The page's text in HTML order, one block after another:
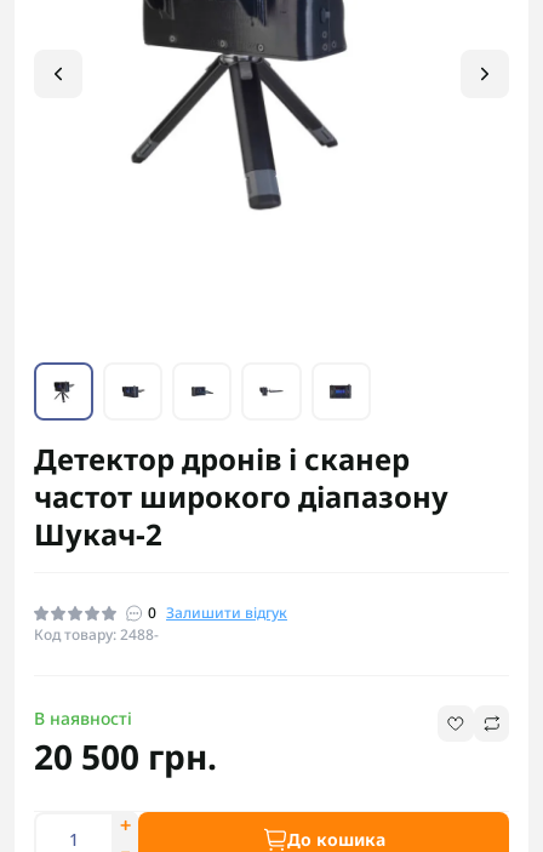
Детектор дронів і сканер
частот широкого діапазону
Шукач-2
0 Залишити відгук
Код товару: 2488-
В наявності
20 500 грн.
До кошика